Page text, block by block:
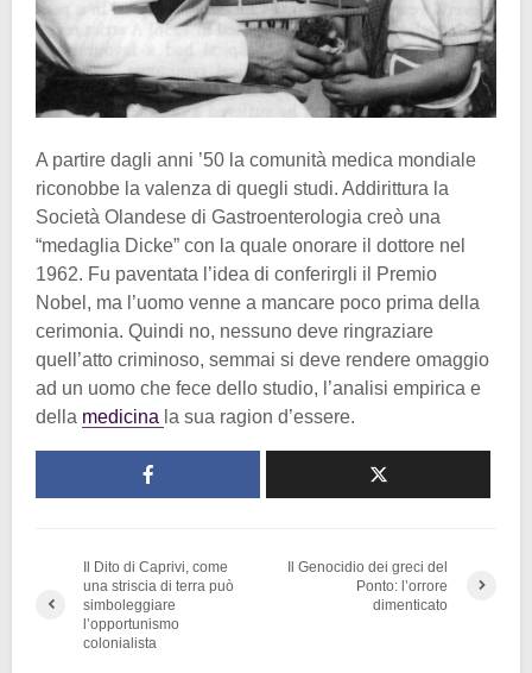
A partire dagli anni ’50 la comunità medica mondiale
riconobbe la valenza di quegli studi. Addirittura la
Società Olandese di Gastroenterologia creò una
“medaglia Dicke” con la quale onorare il dottore nel
1962. Fu paventata l’idea di conferirgli il Premio
Nobel, ma l’uomo venne a mancare poco prima della
cerimonia. Quindi no, nessuno deve ringraziare
quell’atto criminoso, semmai si deve rendere omaggio
ad un uomo che fece dello studio, l’analisi empirica e
della medicina la sua ragion d’essere.
Il Dito di Caprivi, come
una striscia di terra può
simboleggiare
l’opportunismo
colonialista
Il Genocidio dei greci del
Ponto: l’orrore
dimenticato